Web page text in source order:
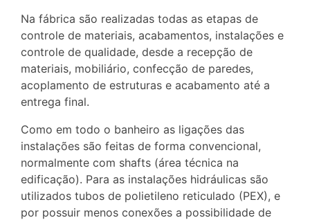
Na fábrica são realizadas todas as etapas de
controle de materiais, acabamentos, instalações e
controle de qualidade, desde a recepção de
materiais, mobiliário, confecção de paredes,
acoplamento de estruturas e acabamento até a
entrega final.
Como em todo o banheiro as ligações das
instalações são feitas de forma convencional,
normalmente com shafts (área técnica na
edificação). Para as instalações hidráulicas são
utilizados tubos de polietileno reticulado (PEX), e
por possuir menos conexões a possibilidade de